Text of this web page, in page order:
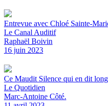
Entrevue avec Chloé Sainte-
Le Canal Auditif
Raphaël Boivin
16 juin 2023
Ce Maudit Silence qui en dit long
Le Quotidien
Marc-Antoine Côté.